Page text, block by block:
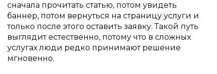
сначала прочитать статью, потом увидеть
баннер, потом вернуться на страницу услуги и
только после этого оставить заявку. Такой путь
выглядит естественно, потому что в сложных
услугах люди редко принимают решение
мгновенно.